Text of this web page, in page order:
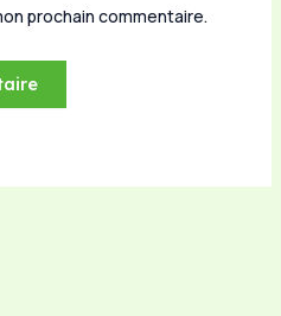
prochain commentaire.